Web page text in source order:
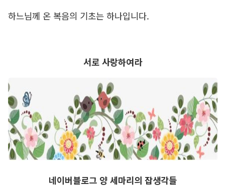
하느님께 온 복음의 기초는 하나입니다.
서로 사랑하여라
네이버블로그 양 세마리의 잡생각들